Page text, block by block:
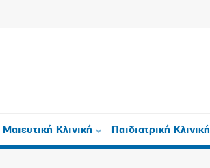
Μαιευτική Κλινική Παιδιατρική Κλινική